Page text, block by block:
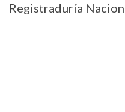
Registraduría